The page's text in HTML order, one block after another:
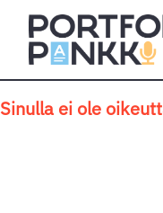
Siirry sisältöön
Sinulla ei ole